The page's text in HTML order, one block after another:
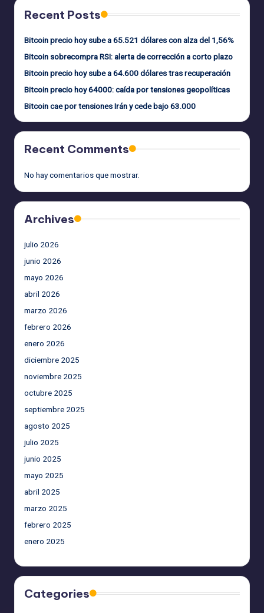
Recent Posts
Bitcoin precio hoy sube a 65.521 dólares con alza del 1,56%
Bitcoin sobrecompra RSI: alerta de corrección a corto plazo
Bitcoin precio hoy sube a 64.600 dólares tras recuperación
Bitcoin precio hoy 64000: caída por tensiones geopolíticas
Bitcoin cae por tensiones Irán y cede bajo 63.000
Recent Comments
No hay comentarios que mostrar.
Archives
julio 2026
junio 2026
mayo 2026
abril 2026
marzo 2026
febrero 2026
enero 2026
diciembre 2025
noviembre 2025
octubre 2025
septiembre 2025
agosto 2025
julio 2025
junio 2025
mayo 2025
abril 2025
marzo 2025
febrero 2025
enero 2025
Categories